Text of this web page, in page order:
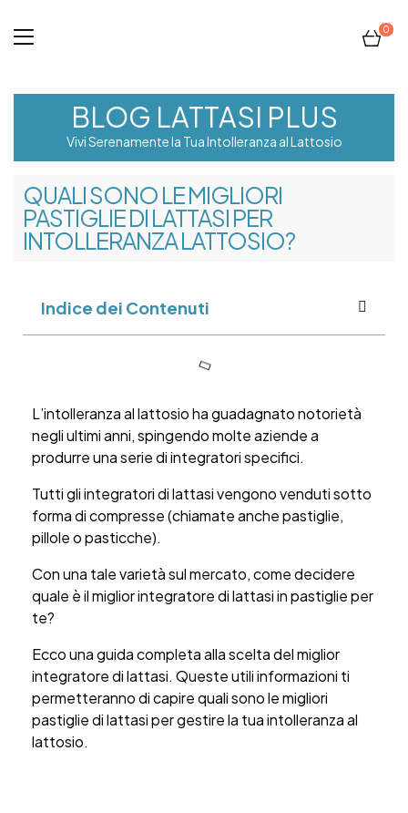
0
BLOG LATTASI PLUS
Vivi Serenamente la Tua Intolleranza al Lattosio
QUALI SONO LE MIGLIORI
PASTIGLIE DI LATTASI PER
INTOLLERANZA LATTOSIO?
Indice dei Contenuti
L’intolleranza al lattosio ha guadagnato notorietà
negli ultimi anni, spingendo molte aziende a
produrre una serie di integratori specifici.
Tutti gli integratori di lattasi vengono venduti sotto
forma di compresse (chiamate anche pastiglie,
pillole o pasticche).
Con una tale varietà sul mercato, come decidere
quale è il miglior integratore di lattasi in pastiglie per
te?
Ecco una guida completa alla scelta del miglior
integratore di lattasi. Queste utili informazioni ti
permetteranno dicapire quali sono le migliori
pastiglie di lattasi per gestire la tua intolleranza al
lattosio.